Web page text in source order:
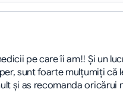
pe care îi am!! Și un
sunt foarte mulţumiţi că
şi as recomanda